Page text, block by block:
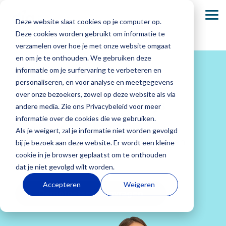
Deze website slaat cookies op je computer op.
Deze cookies worden gebruikt om informatie te
verzamelen over hoe je met onze website omgaat
en om je te onthouden. We gebruiken deze
informatie om je surfervaring te verbeteren en
personaliseren, en voor analyse en meetgegevens
over onze bezoekers, zowel op deze website als via
andere media. Zie ons Privacybeleid voor meer
informatie over de cookies die we gebruiken.
Als je weigert, zal je informatie niet worden gevolgd
bij je bezoek aan deze website. Er wordt een kleine
cookie in je browser geplaatst om te onthouden
dat je niet gevolgd wilt worden.
Accepteren Weigeren
main
Basisonderwijs
Elke dag zie
je jouw
leerlingen
groeien. Bij
Dia begrijpen
waardevol
Secundair
onderwijs
Onderwijs
draait niet
alleen om
punten,
groei van
elke leerling.
leerlingen
en
begeleiders
Ouders,
leerlingen en
we de
Basisonderwijs
Dia-groeiwijzer
Dia-LVS-toetsen
Diaplus: oefenmateriaal
Secundair onderwijs
Dia-groeiwijzer
Dia-LVS-toetsen
Onze Academie
Dia komt naar jou
Over ons
Wij zijn
ontwikkelaar
en uitgever
van het
adaptieve
leerlingvolgsysteem
Werken bij
Dia
Bij Dia
werken we
met een
enthousiast
richting
geven aan
vragen
Je vindt hier
op
veelgestelde
de
Diaspel
Secundair onderwijs
Met Diaspel krijg je helder inzicht in de
taalverzorging van de leerling: spelling en
taalbeschouwing